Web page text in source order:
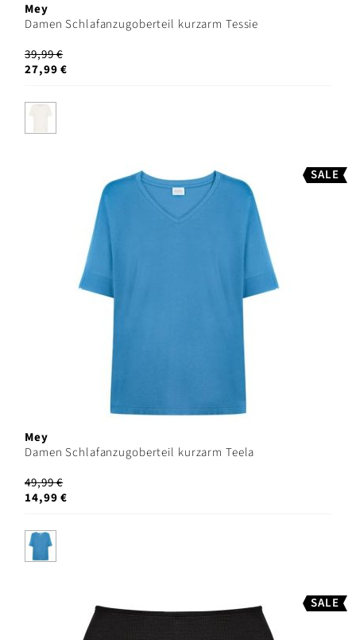
Mey
Damen Schlafanzugoberteil kurzarm Tessie
39,99 €
27,99 €
SALE
Mey
Damen Schlafanzugoberteil kurzarm Teela
49,99 €
14,99 €
SALE